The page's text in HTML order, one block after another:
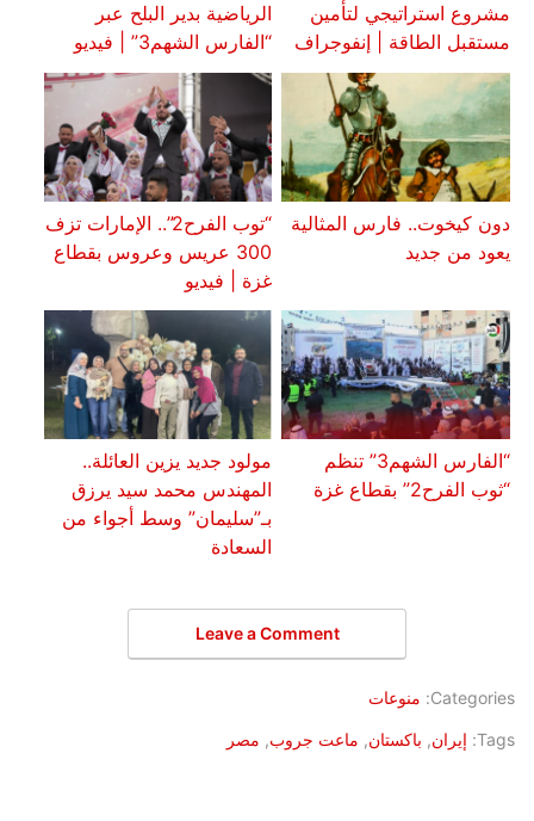
مشروع استراتيجي لتأمين
مستقبل الطاقة | إنفوجراف
الرياضية بدير البلح عبر
“الفارس الشهم3” | فيديو
دون كيخوت.. فارس المثالية
يعود من جديد
“توب الفرح2”.. الإمارات تزف
300 عريس وعروس بقطاع
غزة | فيديو
“الفارس الشهم3” تنظم
“ثوب الفرح2” بقطاع غزة
مولود جديد يزين العائلة..
المهندس محمد سيد يرزق
بـ”سليمان” وسط أجواء من
السعادة
Leave a Comment
Categories: منوعات
Tags: إيران, باكستان, ماعت جروب, مصر